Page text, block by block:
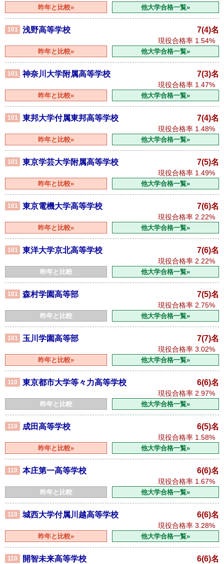
昨年と比較» 他大学合格一覧»
101 浅野高等学校 7(4)名
現役合格率 1.54%
昨年と比較» 他大学合格一覧»
101 神奈川大学附属高等学校 7(3)名
現役合格率 1.47%
昨年と比較» 他大学合格一覧»
101 東邦大学付属東邦高等学校 7(4)名
現役合格率 1.48%
昨年と比較» 他大学合格一覧»
101 東京学芸大学附属高等学校 7(5)名
現役合格率 1.49%
昨年と比較» 他大学合格一覧»
101 東京電機大学高等学校 7(6)名
現役合格率 2.22%
昨年と比較» 他大学合格一覧»
101 東洋大学京北高等学校 7(6)名
現役合格率 2.22%
昨年と比較 他大学合格一覧»
101 森村学園高等部 7(5)名
現役合格率 2.75%
昨年と比較 他大学合格一覧»
101 玉川学園高等部 7(7)名
現役合格率 3.02%
昨年と比較» 他大学合格一覧»
110 東京都市大学等々力高等学校 6(6)名
現役合格率 2.97%
昨年と比較 他大学合格一覧»
110 成田高等学校 6(5)名
現役合格率 1.58%
昨年と比較» 他大学合格一覧»
110 本庄第一高等学校 6(6)名
現役合格率 1.67%
昨年と比較 他大学合格一覧»
110 城西大学付属川越高等学校 6(6)名
現役合格率 3.28%
昨年と比較» 他大学合格一覧»
110 開智未来高等学校 6(6)名